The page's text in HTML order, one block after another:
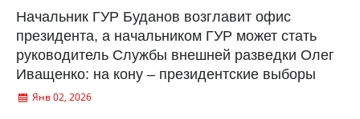
Начальник ГУР Буданов возглавит офис
президента, а начальником ГУР может стать
руководитель Службы внешней разведки Олег
Иващенко: на кону – президентские выборы
Янв 02, 2026